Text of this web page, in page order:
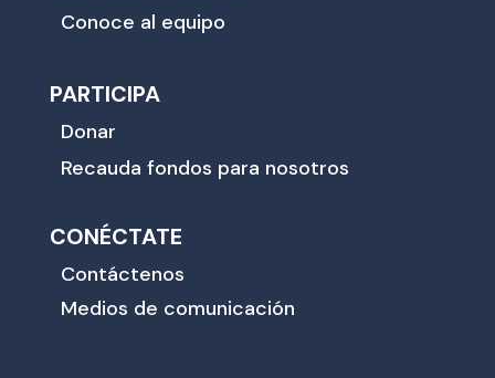
Conoce al equipo
PARTICIPA
Donar
Recauda fondos para nosotros
CONÉCTATE
Contáctenos
Medios de comunicación